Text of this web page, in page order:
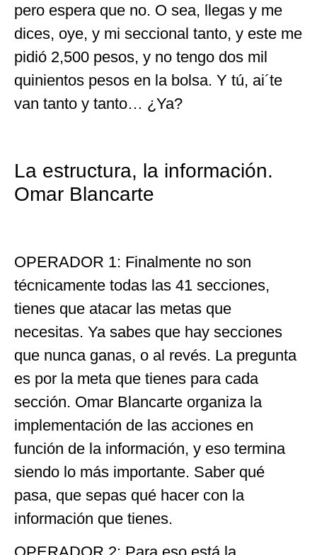
pero espera que no. O sea, llegas y me
dices, oye, y mi seccional tanto, y este me
pidió 2,500 pesos, y no tengo dos mil
quinientos pesos en la bolsa. Y tú, ai´te
van tanto y tanto… ¿Ya?
La estructura, la información.
Omar Blancarte
OPERADOR 1: Finalmente no son
técnicamente todas las 41 secciones,
tienes que atacar las metas que
necesitas. Ya sabes que hay secciones
que nunca ganas, o al revés. La pregunta
es por la meta que tienes para cada
sección. Omar Blancarte organiza la
implementación de las acciones en
función de la información, y eso termina
siendo lo más importante. Saber qué
pasa, que sepas qué hacer con la
información que tienes.